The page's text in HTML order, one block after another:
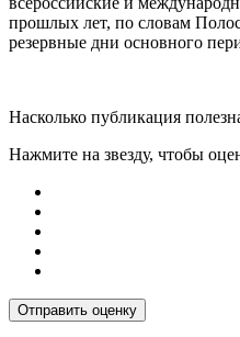
прошлых лет, по словам
резервные дни основного
Насколько публикация
Нажмите на звезду, чтобы
Отправить оценку